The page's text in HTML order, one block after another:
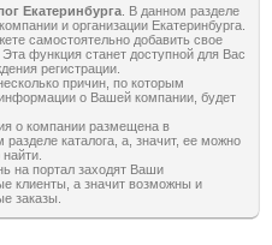
Екатеринбурга . В данном разделе
и организации Екатеринбурга.
самостоятельно добавить свое
функция станет доступной для Вас
регистрации.
причин, по которым
о Вашей компании, будет
о компании размещена в
разделе каталога, а, значит, ее можно
на портал заходят Ваши
клиенты, а значит возможны и
заказы.